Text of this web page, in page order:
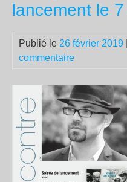
lancement le
Publié le 26 février 2019
commentaire